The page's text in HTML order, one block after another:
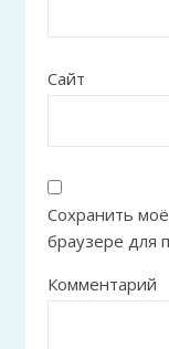
Сайт
Сохранить
браузере для
Комментарий